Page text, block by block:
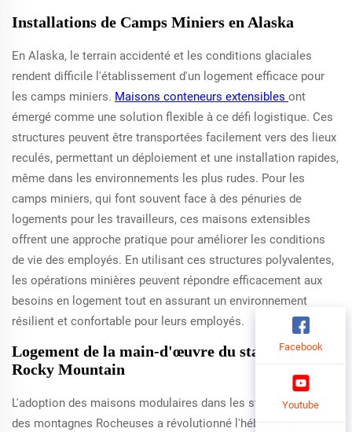
Installations de Camps Miniers en Alaska
En Alaska, le terrain accidenté et les conditions glaciales
rendent difficile l'établissement d'un logement efficace pour
les camps miniers. Maisons conteneurs extensibles ont
émergé comme une solution flexible à ce défi logistique. Ces
structures peuvent être transportées facilement vers des lieux
reculés, permettant un déploiement et une installation rapides,
même dans les environnements les plus rudes. Pour les
camps miniers, qui font souvent face à des pénuries de
logements pour les travailleurs, ces maisons extensibles
offrent une approche pratique pour améliorer les conditions
de vie des employés. En utilisant ces structures polyvalentes,
les opérations minières peuvent répondre efficacement aux
besoins en logement tout en assurant un environnement
résilient et confortable pour leurs employés.
Logement de la main-d'œuvre du station de ski
Rocky Mountain
L'adoption des maisons modulaires dans les stations de ski
des montagnes Rocheuses a révolutionné l'hébergement des
Facebook
Youtube